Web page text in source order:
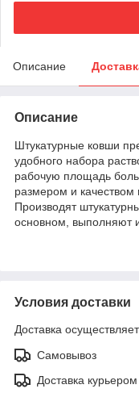
Описание
Описание
Штукатурные ковши
удобного набора
рабочую площадь
размером и качеством
Производят
основном, выполняют
Условия доставки
Доставка
Самовывоз
Доставка курьером